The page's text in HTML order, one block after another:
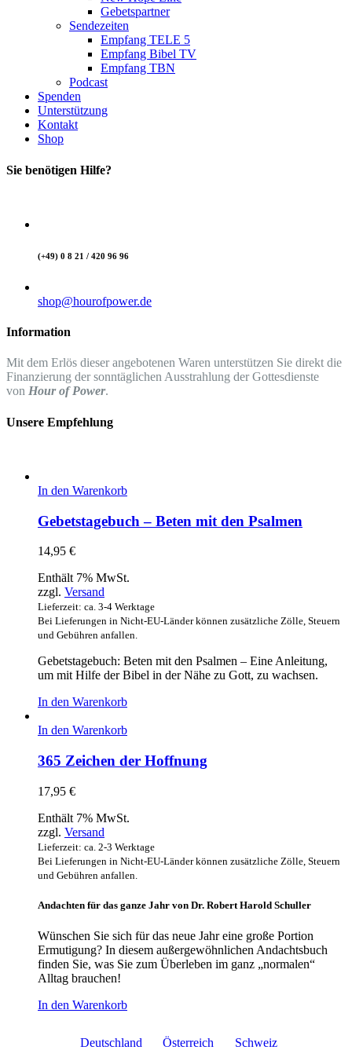
Gebetspartner
Sendezeiten
Empfang TELE 5
Empfang Bibel TV
Empfang TBN
Podcast
Spenden
Unterstützung
Kontakt
Shop
Sie benötigen Hilfe?
(+49) 0 8 21 / 420 96 96
shop@hourofpower.de
Information
Mit dem Erlös dieser angebotenen Waren unterstützen Sie direkt die
Finanzierung der sonntäglichen Ausstrahlung der Gottesdienste
von Hour of Power.
Unsere Empfehlung
In den Warenkorb
Gebetstagebuch – Beten mit den Psalmen
14,95 €
Enthält 7% MwSt.
zzgl. Versand
Lieferzeit: ca. 3-4 Werktage
Bei Lieferungen in Nicht-EU-Länder können zusätzliche Zölle, Steuern
und Gebühren anfallen.
Gebetstagebuch: Beten mit den Psalmen – Eine Anleitung,
um mit Hilfe der Bibel in der Nähe zu Gott, zu wachsen.
In den Warenkorb
In den Warenkorb
365 Zeichen der Hoffnung
17,95 €
Enthält 7% MwSt.
zzgl. Versand
Lieferzeit: ca. 2-3 Werktage
Bei Lieferungen in Nicht-EU-Länder können zusätzliche Zölle, Steuern
und Gebühren anfallen.
Andachten für das ganze Jahr von Dr. Robert Harold Schuller
Wünschen Sie sich für das neue Jahr eine große Portion
Ermutigung? In diesem außergewöhnlichen Andachtsbuch
finden Sie, was Sie zum Überleben im ganz „normalen“
Alltag brauchen!
In den Warenkorb
Deutschland Österreich Schweiz